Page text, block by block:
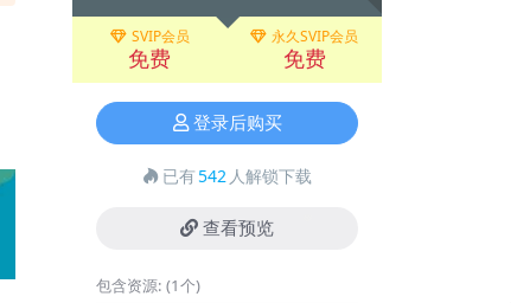
SVIP会员
免费
永久SVIP会员
免费
登录后购买
已有542 人解锁下载
查看预览
包含资源: (1个)